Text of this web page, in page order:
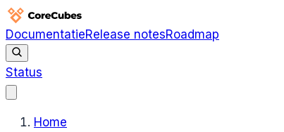
DocumentatieRelease notesRoadmap
Status
Home